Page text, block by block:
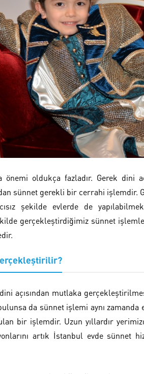
önemi oldukça fazladır. Gerek dini
sünnet gerekli bir cerrahi
şekilde evlerde de
gerçekleştirdiğimiz sünnet
açısından mutlaka
da sünnet işlemi aynı zamanda
bir işlemdir. Uzun yıllardır
artık İstanbul evde sünnet